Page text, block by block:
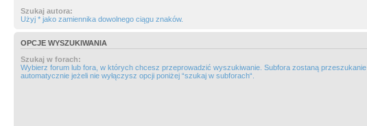
Szukaj autora:
Użyj * jako zamiennika dowolnego ciągu znaków.
OPCJE WYSZUKIWANIA
Szukaj w forach:
Wybierz forum lub fora, w których chcesz przeprowadzić wyszukiwanie. Subfora zostaną przeszukanie
automatycznie jeżeli nie wyłączysz opcji poniżej “szukaj w subforach“.